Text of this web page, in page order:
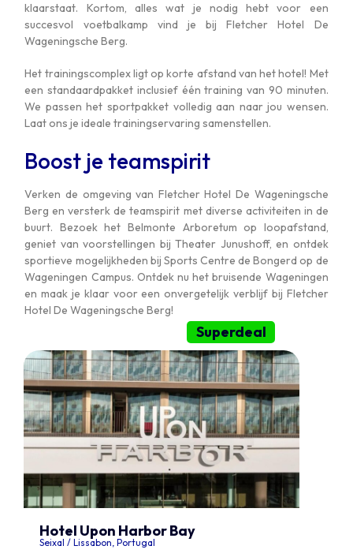
klaarstaat. Kortom, alles wat je nodig hebt voor een
succesvol voetbalkamp vind je bij Fletcher Hotel De
Wageningsche Berg.
Het trainingscomplex ligt op korte afstand van het hotel! Met
een standaardpakket inclusief één training van 90 minuten.
We passen het sportpakket volledig aan naar jou wensen.
Laat ons je ideale trainingservaring samenstellen.
Boost je teamspirit
Verken de omgeving van Fletcher Hotel De Wageningsche
Berg en versterk de teamspirit met diverse activiteiten in de
buurt. Bezoek het Belmonte Arboretum op loopafstand,
geniet van voorstellingen bij Theater Junushoff, en ontdek
sportieve mogelijkheden bij Sports Centre de Bongerd op de
Wageningen Campus. Ontdek nu het bruisende Wageningen
en maak je klaar voor een onvergetelijk verblijf bij Fletcher
Hotel De Wageningsche Berg!
Hotel Upon Harbor Bay
Seixal / Lissabon, Portugal
Superdeal